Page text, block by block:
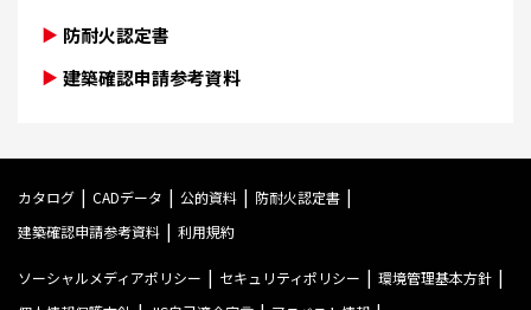
防耐火認定書
建築確認申請参考資料
カタログ CADデータ 公的資料
防耐火認定書
建築確認申請参考資料
利用規約
ソーシャルメディアポリシー セキュリティポリシー
環境管理基本方針